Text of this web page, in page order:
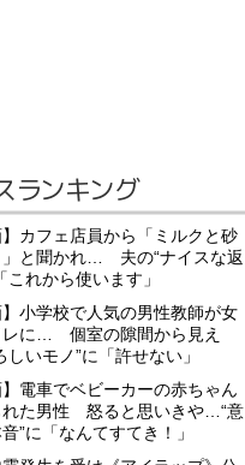
ランキング
】カフェ店員から「ミルクと砂
」と聞かれ… 夫の“ナイスな返
これから使います」
】小学校で人気の男性教師が女
レに… 個室の隙間から見え
しいモノ”に「許せない」
】電車でベビーカーの赤ちゃん
れた男性 怒ると思いきや…“意
”に「なんてすてき！」